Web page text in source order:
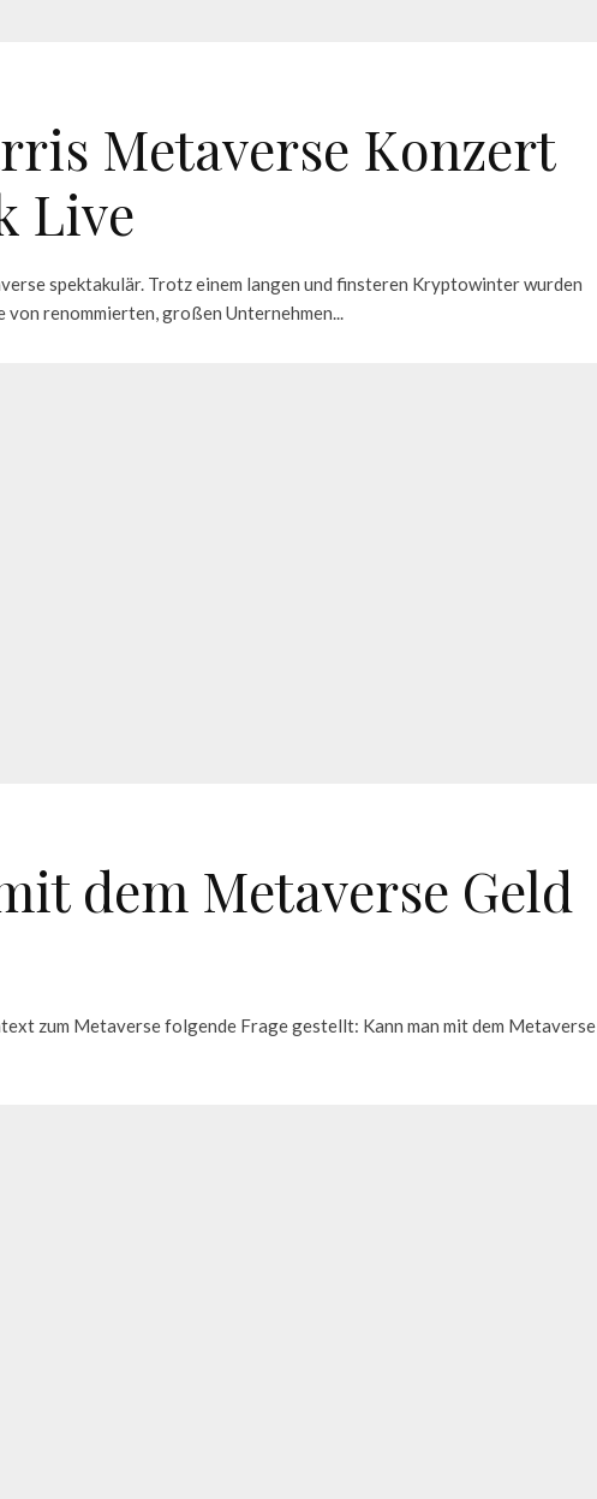
Metaverse Konzert
Live
spektakulär. Trotz einem langen und finsteren Kryptowinter wurden
renommierten, großen Unternehmen...
dem Metaverse Geld
zum Metaverse folgende Frage gestellt: Kann man mit dem Metaverse